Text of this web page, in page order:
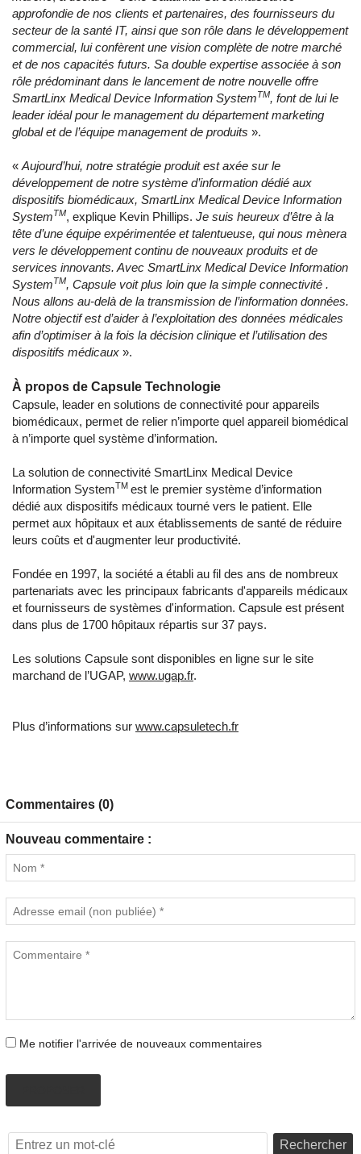
approfondie de nos clients et partenaires, des fournisseurs du
secteur de la santé IT, ainsi que son rôle dans le développement
commercial, lui confèrent une vision complète de notre marché
et de nos capacités futurs. Sa double expertise associée à son
rôle prédominant dans le lancement de notre nouvelle offre
SmartLinx Medical Device Information SystemTM, font de lui le
leader idéal pour le management du département marketing
global et de l’équipe management de produits ».
« Aujourd’hui, notre stratégie produit est axée sur le
développement de notre système d’information dédié aux
dispositifs biomédicaux, SmartLinx Medical Device Information
SystemTM, explique Kevin Phillips. Je suis heureux d’être à la
tête d’une équipe expérimentée et talentueuse, qui nous mènera
vers le développement continu de nouveaux produits et de
services innovants. Avec SmartLinx Medical Device Information
SystemTM, Capsule voit plus loin que la simple connectivité .
Nous allons au-delà de la transmission de l’information données.
Notre objectif est d’aider à l’exploitation des données médicales
afin d’optimiser à la fois la décision clinique et l’utilisation des
dispositifs médicaux ».
À propos de Capsule Technologie
Capsule, leader en solutions de connectivité pour appareils
biomédicaux, permet de relier n’importe quel appareil biomédical
à n’importe quel système d’information.
La solution de connectivité SmartLinx Medical Device
Information SystemTM est le premier système d’information
dédié aux dispositifs médicaux tourné vers le patient. Elle
permet aux hôpitaux et aux établissements de santé de réduire
leurs coûts et d'augmenter leur productivité.
Fondée en 1997, la société a établi au fil des ans de nombreux
partenariats avec les principaux fabricants d'appareils médicaux
et fournisseurs de systèmes d'information. Capsule est présent
dans plus de 1700 hôpitaux répartis sur 37 pays.
Les solutions Capsule sont disponibles en ligne sur le site
marchand de l’UGAP, www.ugap.fr.
Plus d’informations sur www.capsuletech.fr
Commentaires (0)
Nouveau commentaire :
Me notifier l'arrivée de nouveaux commentaires
Rechercher